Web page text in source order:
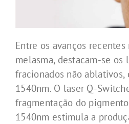
Entre os avanços
melasma, destacam-se os
fracionados não ablativos,
1540nm. O laser Q-
fragmentação do
1540nm estimula a